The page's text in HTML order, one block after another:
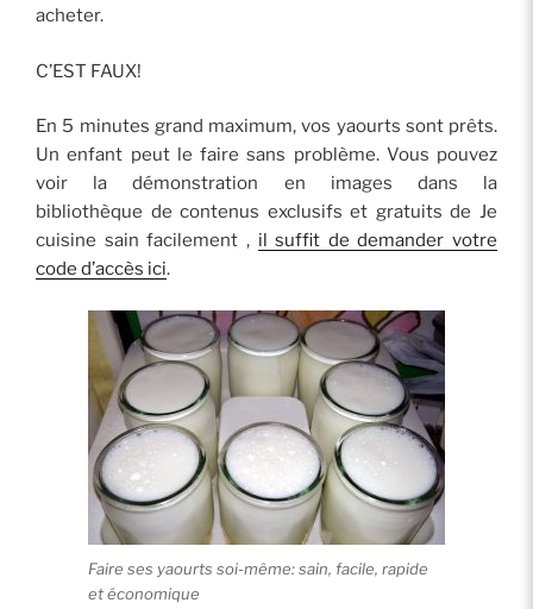
acheter.
C’EST FAUX!
En 5 minutes grand maximum, vos yaourts sont prêts.
Un enfant peut le faire sans problème. Vous pouvez
voir la démonstration en images dans la
bibliothèque de contenus exclusifs et gratuits de Je
cuisine sain facilement , il suffit de demander votre
code d’accès ici.
Faire ses yaourts soi-même: sain, facile, rapide
et économique